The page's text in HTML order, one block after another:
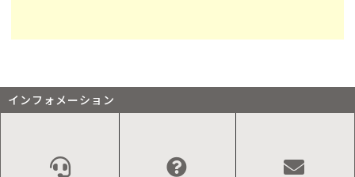
インフォメーション